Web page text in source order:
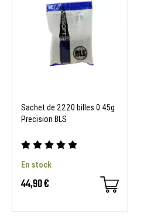
Sachet de 2220 billes 0.45g
Precision BLS
En stock
44,90 €